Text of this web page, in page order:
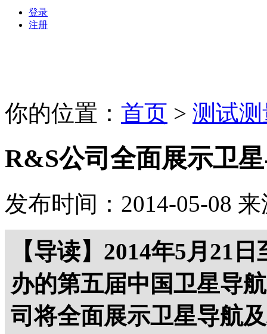
登录
注册
你的位置： 首页 > 测试
R&S公司全面展示卫
发布时间：2014-05-08 来
【导读】2014年5月21
办的第五届中国卫星导
司将全面展示卫星导航